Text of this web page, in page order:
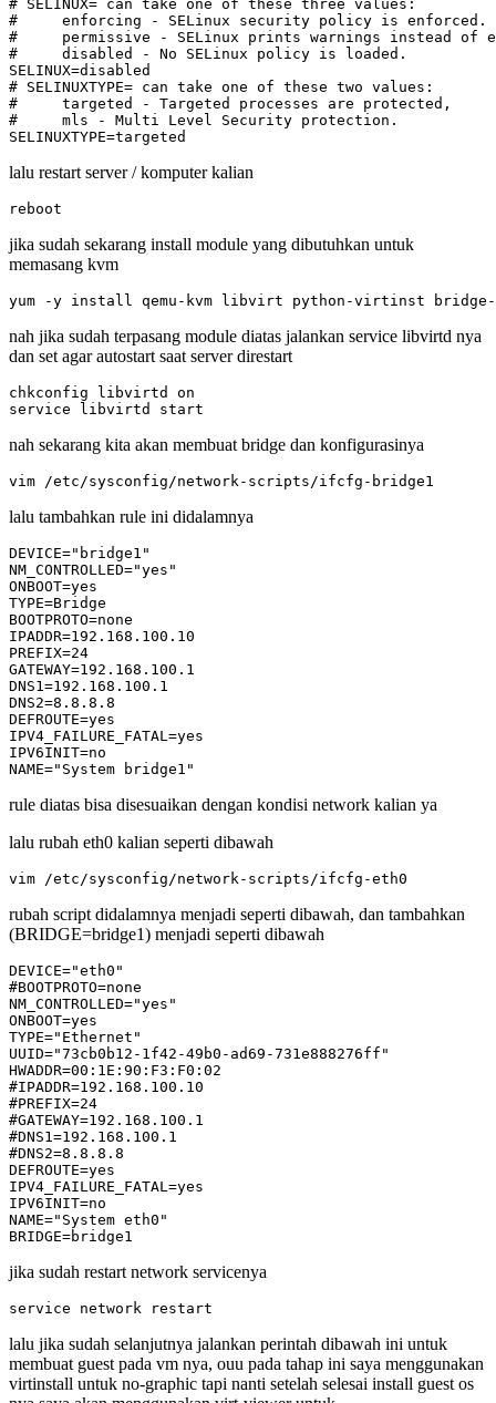
# SELINUX= can take one of these three values:
#     enforcing - SELinux security policy is enforced.
#     permissive - SELinux prints warnings instead of
#     disabled - No SELinux policy is loaded.
SELINUX=disabled
# SELINUXTYPE= can take one of these two values:
#     targeted - Targeted processes are protected,
#     mls - Multi Level Security protection.
SELINUXTYPE=targeted
lalu restart server / komputer kalian
reboot
jika sudah sekarang install module yang dibutuhkan untuk
memasang kvm
yum -y install qemu-kvm libvirt python-virtinst
nah jika sudah terpasang module diatas jalankan service libvirtd nya
dan set agar autostart saat server direstart
chkconfig libvirtd on
service libvirtd start
nah sekarang kita akan membuat bridge dan konfigurasinya
vim /etc/sysconfig/network-scripts/ifcfg-bridge1
lalu tambahkan rule ini didalamnya
DEVICE="bridge1"
NM_CONTROLLED="yes"
ONBOOT=yes
TYPE=Bridge
BOOTPROTO=none
IPADDR=192.168.100.10
PREFIX=24
GATEWAY=192.168.100.1
DNS1=192.168.100.1
DNS2=8.8.8.8
DEFROUTE=yes
IPV4_FAILURE_FATAL=yes
IPV6INIT=no
NAME="System bridge1"
rule diatas bisa disesuaikan dengan kondisi network kalian ya
lalu rubah eth0 kalian seperti dibawah
vim /etc/sysconfig/network-scripts/ifcfg-eth0
rubah script didalamnya menjadi seperti dibawah, dan tambahkan
(BRIDGE=bridge1) menjadi seperti dibawah
DEVICE="eth0"
#BOOTPROTO=none
NM_CONTROLLED="yes"
ONBOOT=yes
TYPE="Ethernet"
UUID="73cb0b12-1f42-49b0-ad69-731e888276ff"
HWADDR=00:1E:90:F3:F0:02
#IPADDR=192.168.100.10
#PREFIX=24
#GATEWAY=192.168.100.1
#DNS1=192.168.100.1
#DNS2=8.8.8.8
DEFROUTE=yes
IPV4_FAILURE_FATAL=yes
IPV6INIT=no
NAME="System eth0"
BRIDGE=bridge1
jika sudah restart network servicenya
service network restart
lalu jika sudah selanjutnya jalankan perintah dibawah ini untuk
membuat guest pada vm nya, ouu pada tahap ini saya menggunakan
virtinstall untuk no-graphic tapi nanti setelah selesai install guest os